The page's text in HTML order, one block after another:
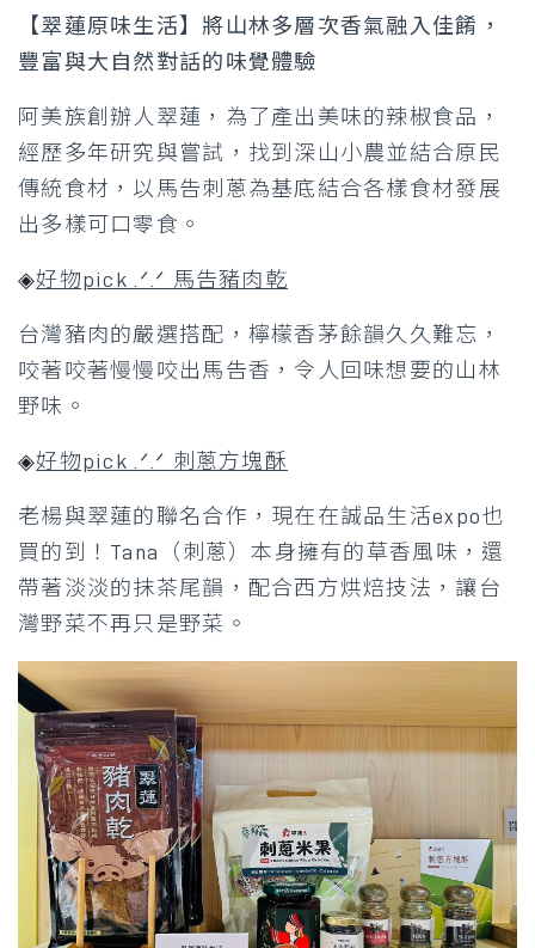
【翠蓮原味生活】將山林多層次香氣融入佳餚，
豐富與大自然對話的味覺體驗
阿美族創辦人翠蓮，為了產出美味的辣椒食品，
經歷多年研究與嘗試，找到深山小農並結合原民
傳統食材，以馬告刺蔥為基底結合各樣食材發展
出多樣可口零食。
◈好物pick .ᐟ.ᐟ 馬告豬肉乾
台灣豬肉的嚴選搭配，檸檬香茅餘韻久久難忘，
咬著咬著慢慢咬出馬告香，令人回味想要的山林
野味。
◈好物pick .ᐟ.ᐟ 刺蔥方塊酥
老楊與翠蓮的聯名合作，現在在誠品生活expo也
買的到！Tana（刺蔥）本身擁有的草香風味，還
帶著淡淡的抹茶尾韻，配合西方烘焙技法，讓台
灣野菜不再只是野菜。